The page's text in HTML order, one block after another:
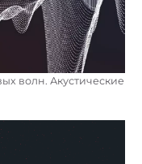
волн. Акустические